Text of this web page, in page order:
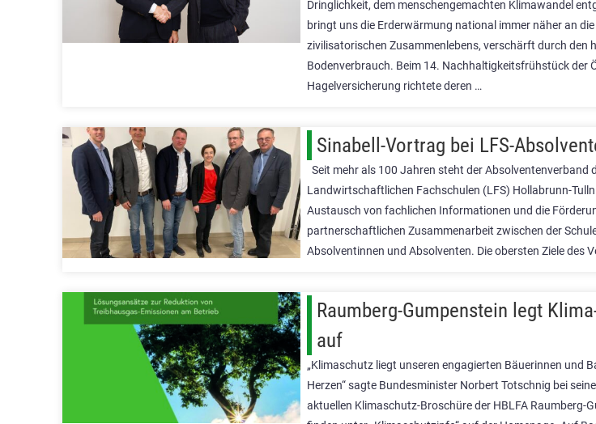
Dringlichkeit, dem menschengemachten Klimawandel
bringt uns die Erderwärmung national immer näher an die
zivilisatorischen Zusammenlebens, verschärft durch den
Bodenverbrauch. Beim 14. Nachhaltigkeitsfrühstück der
Hagelversicherung richtete deren …
Sinabell-Vortrag bei LFS-
Seit mehr als 100 Jahren steht der Absolventenverband
Landwirtschaftlichen Fachschulen (LFS) Hollabrunn-
Austausch von fachlichen Informationen und die
partnerschaftlichen Zusammenarbeit zwischen der
Absolventinnen und Absolventen. Die obersten Ziele des
Raumberg-Gumpenstein legt
auf
„Klimaschutz liegt unseren engagierten Bäuerinnen und
Herzen“ sagte Bundesminister Norbert Totschnig bei
aktuellen Klimaschutz-Broschüre der HBLFA Raumberg-